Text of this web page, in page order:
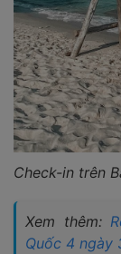
Check-in trên
Xem thêm:
Quốc 4 ngày